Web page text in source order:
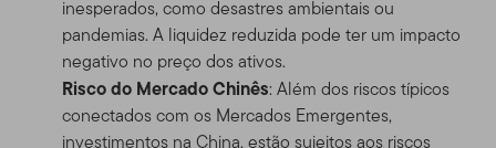
inesperados, como desastres ambientais ou
pandemias. A liquidez reduzida pode ter um impacto
negativo no preço dos ativos.
Risco do Mercado Chinês: Além dos riscos típicos
conectados com os Mercados Emergentes,
investimentos na China, estão sujeitos aos riscos